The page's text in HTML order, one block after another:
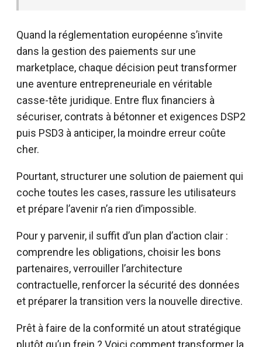
Quand la réglementation européenne s’invite
dans la gestion des paiements sur une
marketplace, chaque décision peut transformer
une aventure entrepreneuriale en véritable
casse-tête juridique. Entre flux financiers à
sécuriser, contrats à bétonner et exigences DSP2
puis PSD3 à anticiper, la moindre erreur coûte
cher.
Pourtant, structurer une solution de paiement qui
coche toutes les cases, rassure les utilisateurs
et prépare l’avenir n’a rien d’impossible.
Pour y parvenir, il suffit d’un plan d’action clair :
comprendre les obligations, choisir les bons
partenaires, verrouiller l’architecture
contractuelle, renforcer la sécurité des données
et préparer la transition vers la nouvelle directive.
Prêt à faire de la conformité un atout stratégique
plutôt qu’un frein ? Voici comment transformer la